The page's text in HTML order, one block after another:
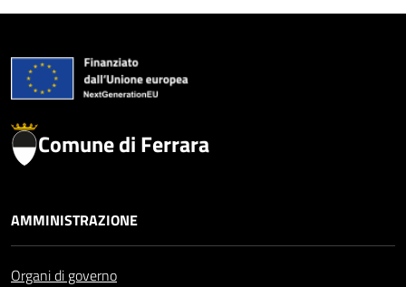
Comune di Ferrara
AMMINISTRAZIONE
Organi di governo